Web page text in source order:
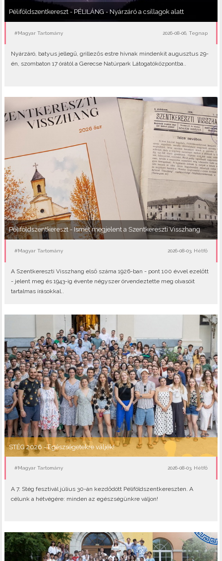
Péliföldszentkereszt - PÉLILÁNG - Nyárzáró a csillagok alatt
#Magyar Tartomány 2026-08-06, Tegnap
Nyárzáró, batyus jellegű, grillezős estre hívnak mindenkit augusztus 29-
én, szombaton 17 órától a Gerecse Natúrpark Látogatóközpontba..
Péliföldszentkereszt - Ismét megjelent a Szentkereszti Visszhang
#Magyar Tartomány 2026-08-03, Hétfő
A Szentkereszti Visszhang első száma 1926-ban - pont 100 évvel ezelőtt
- jelent meg és 1943-ig évente négyszer örvendeztette meg olvasóit
tartalmas írásokkal..
STÉG 2026 - Egészségetekre váljék!
#Magyar Tartomány 2026-08-03, Hétfő
A 7. Stég fesztivál július 30-án kezdődött Péliföldszentkereszten. A
célunk a hétvégére: minden az egészségünkre váljon!